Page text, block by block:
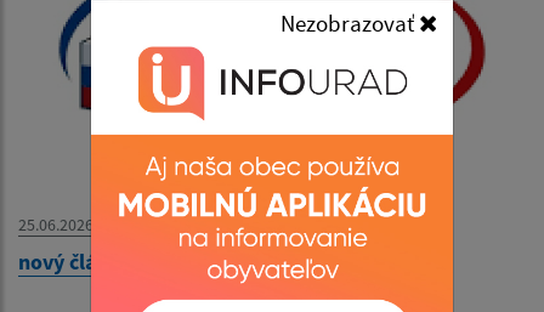
Nezobrazovať
25.06.2026
nový článok